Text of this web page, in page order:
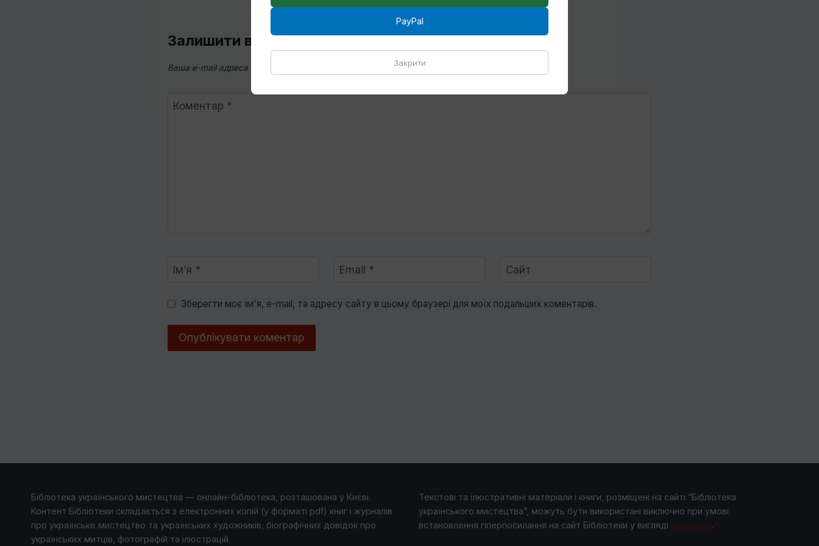
Залишити відповідь
Ваша e-mail адреса не оприлюднюватиметься. Обов’язкові поля позначені
Коментар *
Ім’я * Email * Сайт
Зберегти моє ім'я, e-mail, та адресу сайту в цьому браузері для моїх подальших коментарів.
Бібліотека українського мистецтва — онлайн-бібліотека, розташована у Києві.
Контент Бібліотеки складається з електронних копій (у форматі pdf) книг і журналів
про українське мистецтво та українських художників; біографічних довідок про
українських митців, фотографій та ілюстрацій.
Текстові та ілюстративні матеріали і книги, розміщені на сайті “Бібліотека
українського мистецтва”, можуть бути використані виключно при умові
встановлення гіперпосилання на сайт Бібліотеки у виглядi uartlib.org.
PayPal
Закрити